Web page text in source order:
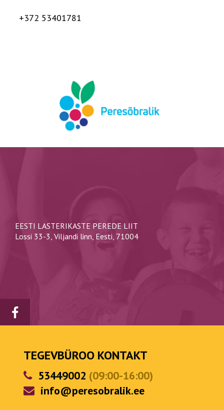
+372 53401781
EESTI LASTERIKASTE PEREDE LIIT
Lossi 33-3, Viljandi linn, Eesti, 71004
TEGEVBÜROO KONTAKT
53449002 (09:00-16:00)
info@peresobralik.ee